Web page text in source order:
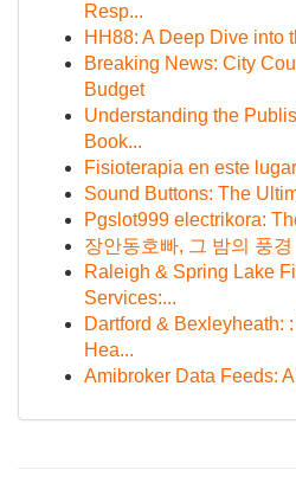
Resp...
HH88: A Deep Dive into
Breaking News: City
Budget
Understanding the
Book...
Fisioterapia en este
Sound Buttons: The
Pgslot999 electrikora:
장안동호빠, 그 밤의 풍경
Raleigh & Spring Lake
Services:...
Dartford & Bexleyheath:
Hea...
Amibroker Data Feeds: